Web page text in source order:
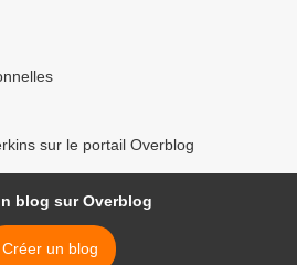
sur le portail Overblog
blog sur Overblog
Créer un blog